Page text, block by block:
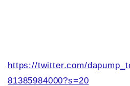
https://twitter.com/
81385984000?s=20